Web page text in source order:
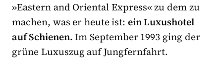
»Eastern and Oriental Express« zu dem zu
machen, was er heute ist:ein Luxushotel
auf Schienen.Im September 1993 ging der
grüne Luxuszug auf Jungfernfahrt.